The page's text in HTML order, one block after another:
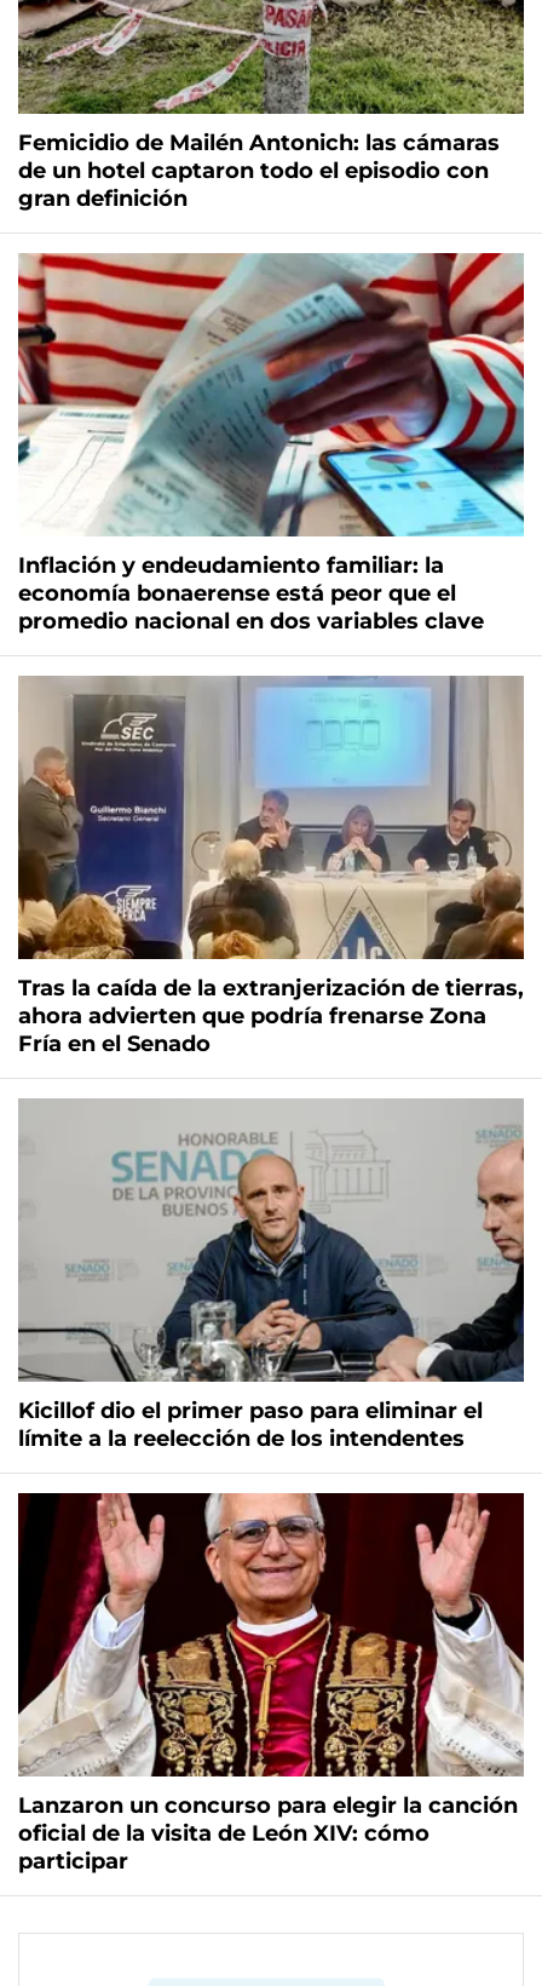
Femicidio de Mailén Antonich: las cámaras
de un hotel captaron todo el episodio con
gran definición
Inflación y endeudamiento familiar: la
economía bonaerense está peor que el
promedio nacional en dos variables clave
Tras la caída de la extranjerización de tierras,
ahora advierten que podría frenarse Zona
Fría en el Senado
Kicillof dio el primer paso para eliminar el
límite a la reelección de los intendentes
Lanzaron un concurso para elegir la canción
oficial de la visita de León XIV: cómo
participar